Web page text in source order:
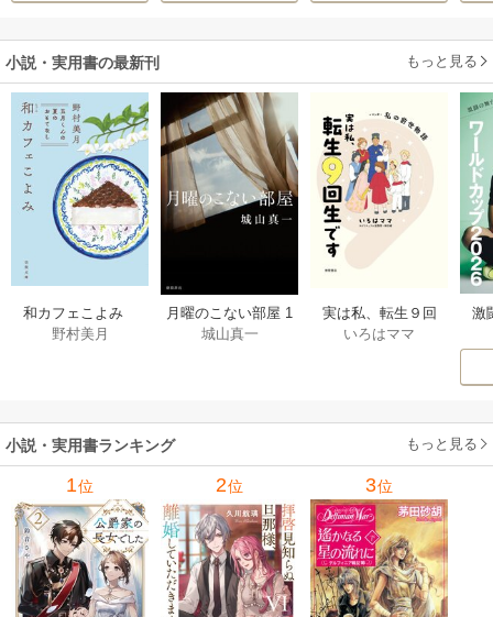
小説・実用書の最新刊 もっと見る
和カフェこよみ
五月くんの夏のお
野村美月
月曜のこない部屋 1
巻
城山真一
実は私、転生９回
生です マンガ
いろはママ
激
小説・実用書ランキング もっと見る
1位 2位 3位